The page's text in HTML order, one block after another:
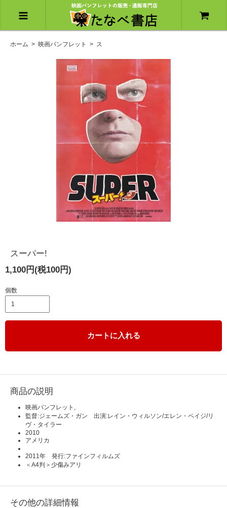
ホーム > 映画パンフレット > ス
スーパー!
1,100円(税100円)
個数
カートに入れる
商品の説明
映画パンフレット,
監督:ジェームズ・ガン 出演:レイン・ウィルソン/エレン・ペイジ/リ
ヴ・タイラー
2010
アメリカ
2011年 発行:ファインフィルムズ
＜A4判＞少傷みアリ
その他の詳細情報